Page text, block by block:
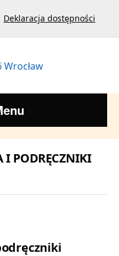
Deklaracja dostępności
I PODRĘCZNIKI